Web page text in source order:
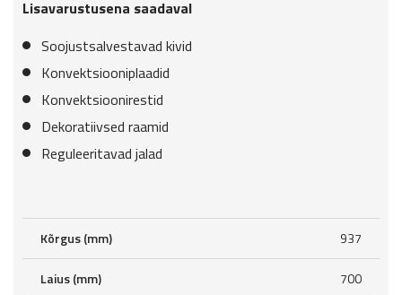
Lisavarustusena saadaval
Soojustsalvestavad kivid
Konvektsiooniplaadid
Konvektsioonirestid
Dekoratiivsed raamid
Reguleeritavad jalad
Kõrgus (mm) 937
Laius (mm) 700